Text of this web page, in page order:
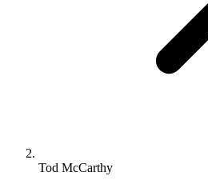
Tod McCarthy